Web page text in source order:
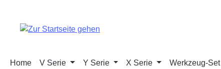
Home V Serie Y Serie X Serie Werkzeug-Set